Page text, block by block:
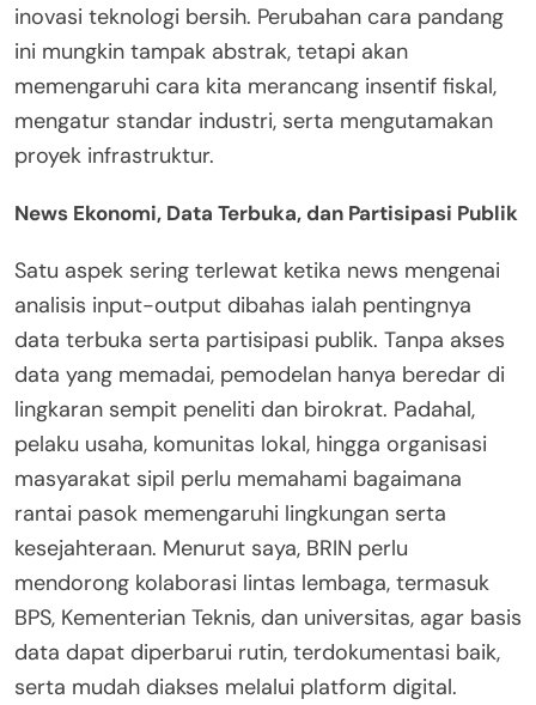
inovasi teknologi bersih. Perubahan cara pandang
ini mungkin tampak abstrak, tetapi akan
memengaruhi cara kita merancang insentif fiskal,
mengatur standar industri, serta mengutamakan
proyek infrastruktur.
News Ekonomi, Data Terbuka, dan Partisipasi Publik
Satu aspek sering terlewat ketika news mengenai
analisis input-output dibahas ialah pentingnya
data terbuka serta partisipasi publik. Tanpa akses
data yang memadai, pemodelan hanya beredar di
lingkaran sempit peneliti dan birokrat. Padahal,
pelaku usaha, komunitas lokal, hingga organisasi
masyarakat sipil perlu memahami bagaimana
rantai pasok memengaruhi lingkungan serta
kesejahteraan. Menurut saya, BRIN perlu
mendorong kolaborasi lintas lembaga, termasuk
BPS, Kementerian Teknis, dan universitas, agar basis
data dapat diperbarui rutin, terdokumentasi baik,
serta mudah diakses melalui platform digital.